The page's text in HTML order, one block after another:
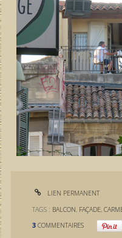
LIEN PERMANENT
TAGS : BALCON, FAÇADE,
3 COMMENTAIRES